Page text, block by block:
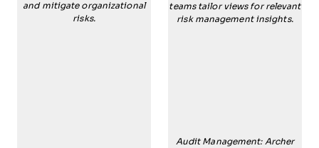
and mitigate organizational
risks.
teams tailor views for relevant
risk management insights.
Audit Management: Archer